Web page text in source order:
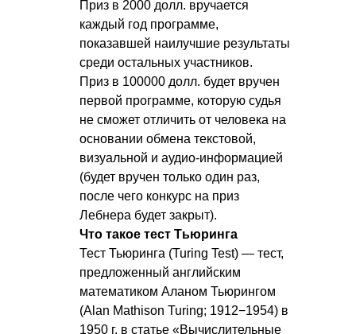
Приз в 2000 долл. вручается
каждый год программе,
показавшей наилучшие результаты
среди остальных участников.
Приз в 100000 долл. будет вручен
первой программе, которую судья
не сможет отличить от человека на
основании обмена текстовой,
визуальной и аудио-информацией
(будет вручен только один раз,
после чего конкурс на приз
Лебнера будет закрыт).
Что такое тест Тьюринга
Тест Тьюринга (Turing Test) — тест,
предложенный английским
математиком Аланом Тьюрингом
(Alan Mathison Turing; 1912−1954) в
1950 г. в статье «Вычислительные